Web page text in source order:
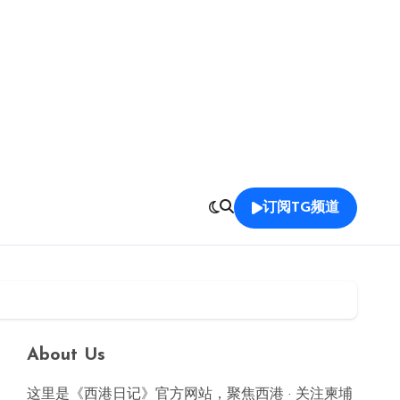
订阅TG频道
About Us
这里是《西港日记》官方网站，聚焦西港 · 关注柬埔